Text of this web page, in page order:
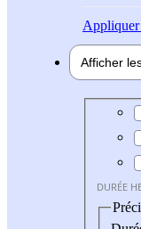
Appliquer
Afficher
Durée
DURÉE